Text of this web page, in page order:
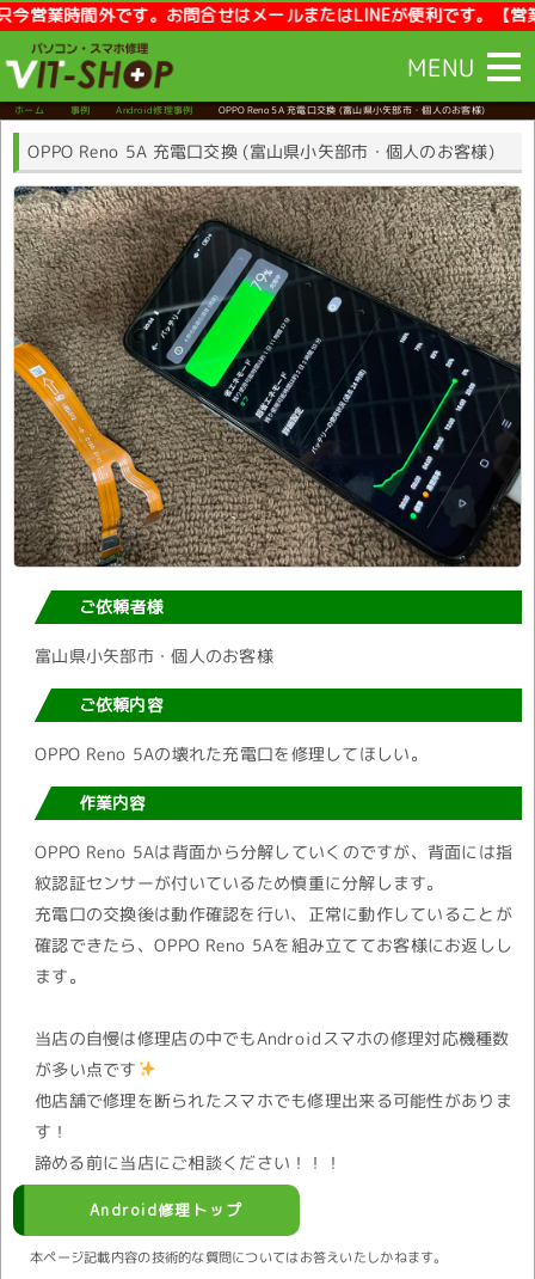
業時間外です。お問合せはメールまたはLINEが便利です。【営
MENU
ホーム 事例 Android修理事例 OPPO Reno 5A 充電口交換 (富山県小矢部市・個人のお客様)
OPPO Reno 5A 充電口交換 (富山県小矢部市・個人のお客様)
ご依頼者様
富山県小矢部市・個人のお客様
ご依頼内容
OPPO Reno 5Aの壊れた充電口を修理してほしい。
作業内容
OPPO Reno 5Aは背面から分解していくのですが、背面には指
紋認証センサーが付いているため慎重に分解します。
充電口の交換後は動作確認を行い、正常に動作していることが
確認できたら、OPPO Reno 5Aを組み立ててお客様にお返しし
ます。
当店の自慢は修理店の中でもAndroidスマホの修理対応機種数
が多い点です
他店舗で修理を断られたスマホでも修理出来る可能性がありま
す！
諦める前に当店にご相談ください！！！
Android修理トップ
本ページ記載内容の技術的な質問についてはお答えいたしかねます。